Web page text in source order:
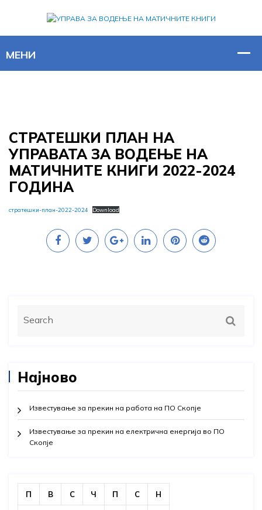
СТРАТЕШКИ ПЛАН НА
УПРАВАТА ЗА ВОДЕЊЕ НА
МАТИЧНИТЕ КНИГИ 2022-2024
ГОДИНА
стратешки-план-2022-2024 Download
Најново
Известување за прекин на работа на ПО Скопје
Известување за прекин на електрична енергија во ПО
Скопје
П В С Ч П С Н